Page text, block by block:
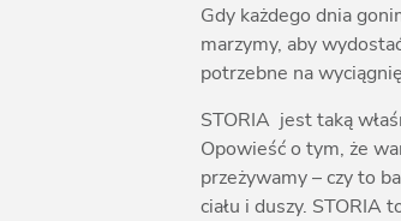
Gdy każdego dnia
marzymy, aby
potrzebne na
STORIA jest taką
Opowieść o tym, że
przeżywamy – czy to
ciału i duszy. STORIA